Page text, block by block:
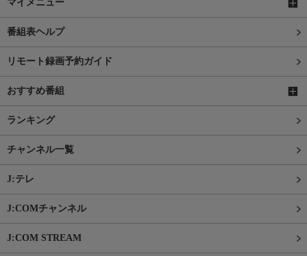
マイメニュー
番組表ヘルプ
リモート録画予約ガイド
おすすめ番組
ランキング
チャンネル一覧
J:テレ
J:COMチャンネル
J:COM STREAM